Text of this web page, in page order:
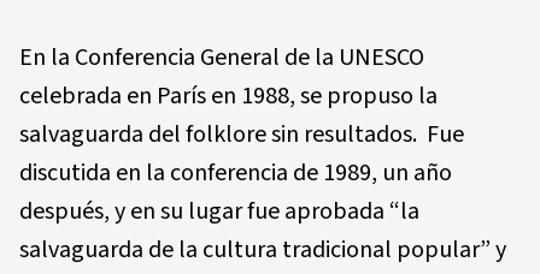
En la Conferencia General de la UNESCO
celebrada en París en 1988, se propuso la
salvaguarda del folklore sin resultados. Fue
discutida en la conferencia de 1989, un año
después, y en su lugar fue aprobada “la
salvaguarda de la cultura tradicional popular” y